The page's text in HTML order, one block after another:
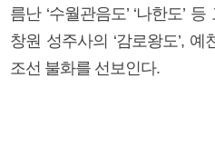
름난 ‘수월관음도’ ‘나한도’
창원 성주사의 ‘감로왕도’, 예
조선 불화를 선보인다.